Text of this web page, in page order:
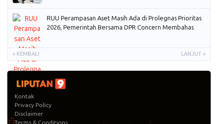
RUU Perampasan Aset Masih Ada di Prolegnas Prioritas
2026, Pemerintah Bersama DPR Concern Membahas
« KEMBALI LANJUT »
Kontak
Privacy Policy
Disclaimer